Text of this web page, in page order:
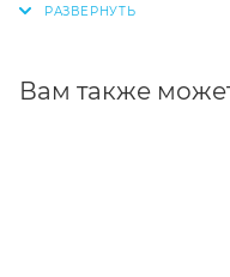
Вам также